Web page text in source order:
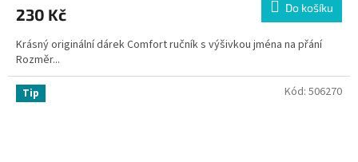
230 Kč Do košíku
Krásný originální dárek Comfort ručník s výšivkou jména na přání
Rozměr...
Tip Kód: 506270